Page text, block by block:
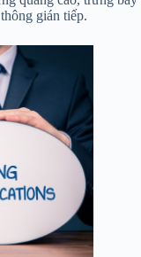
gián tiếp.